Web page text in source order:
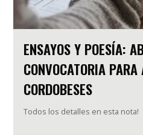
ENSAYOS Y POESÍA:
CONVOCATORIA
CORDOBESES
Todos los detalles en esta nota!